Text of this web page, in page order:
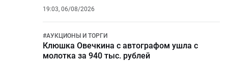
19:03, 06/08/2026
#АУКЦИОНЫ И ТОРГИ
Клюшка Овечкина с автографом ушла с
молотка за 940 тыс. рублей